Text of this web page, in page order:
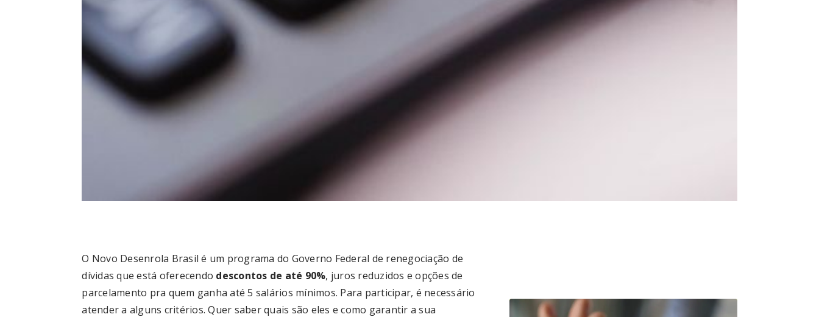
O Novo Desenrola Brasil é um programa do Governo Federal de renegociação de
dívidas que está oferecendo descontos de até 90%, juros reduzidos e opções de
parcelamento pra quem ganha até 5 salários mínimos. Para participar, é necessário
atender a alguns critérios. Quer saber quais são eles e como garantir a sua